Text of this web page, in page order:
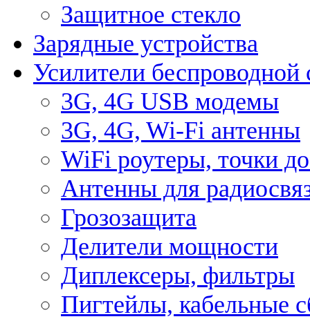
Защитное стекло
Зарядные устройства
Усилители беспроводной
3G, 4G USB модемы
3G, 4G, Wi-Fi антенны
WiFi роутеры, точки
Антенны для
Грозозащита
Делители мощности
Диплексеры, фильтры
Пигтейлы, кабельные